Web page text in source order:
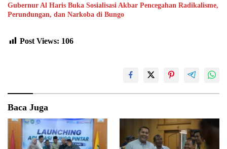
Gubernur Al Haris Buka Sosialisasi Akbar Pencegahan Radikalisme,
Perundungan, dan Narkoba di Bungo
Post Views: 106
Baca Juga